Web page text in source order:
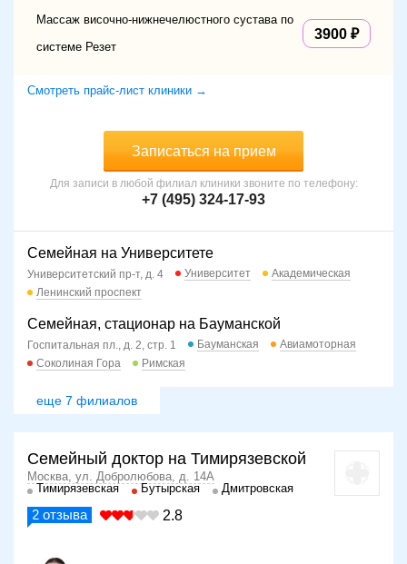
Массаж височно-нижнечелюстного сустава по
системе Резет
3900
Смотреть прайс-лист клиники →
Записаться на прием
Для записи в любой филиал клиники звоните по телефону:
+7 (495) 324-17-93
Семейная на Университете
Университетский пр-т, д. 4 Университет
Академическая
Ленинский проспект
Семейная, стационар на Бауманской
Госпитальная пл., д. 2, стр. 1 Бауманская
Авиамоторная
Соколиная Гора
Римская
еще 7 филиалов
Семейный доктор на Тимирязевской
Москва, ул. Добролюбова, д. 14А
Тимирязевская
Бутырская Дмитровская
2 отзыва 2.8